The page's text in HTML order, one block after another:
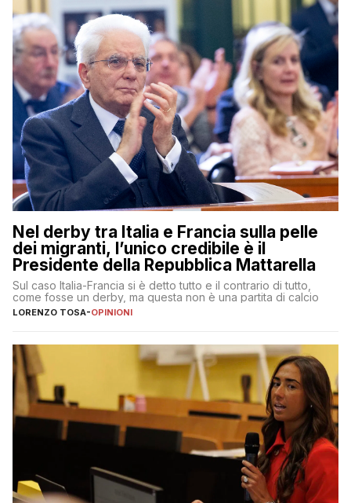
Nel derby tra Italia e Francia sulla pelle
dei migranti, l’unico credibile è il
Presidente della Repubblica Mattarella
Sul caso Italia-Francia si è detto tutto e il contrario di tutto,
come fosse un derby, ma questa non è una partita di calcio
LORENZO TOSA-OPINIONI